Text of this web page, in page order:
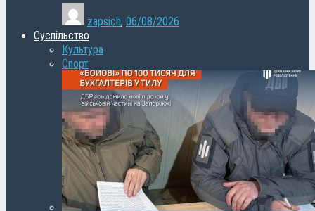
zapsich, 06/08/2026
Суспільство
Культура
Спорт